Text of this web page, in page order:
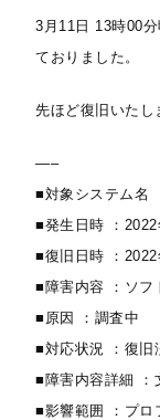
3月11日 13時00
ておりました。
先ほど復旧いたし
—–
■対象システム名
■発生日時 ：
■復旧日時 ：
■障害内容 ：ソフ
■原因 ：調査中
■対応状況 ：復旧
■障害内容詳細 ：
■影響範囲 ：プロ